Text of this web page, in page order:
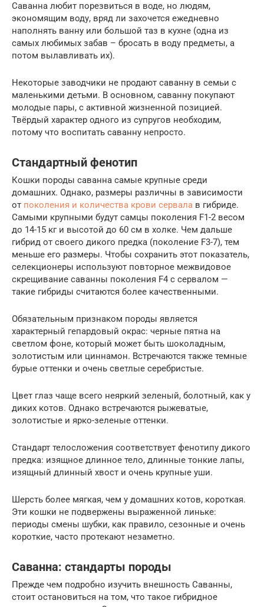
Саванна любит порезвиться в воде, но людям,
экономящим воду, вряд ли захочется ежедневно
наполнять ванну или большой таз в кухне (одна из
самых любимых забав – бросать в воду предметы, а
потом вылавливать их).
Некоторые заводчики не продают саванну в семьи с
маленькими детьми. В основном, саванну покупают
молодые пары, с активной жизненной позицией.
Твёрдый характер одного из супругов необходим,
потому что воспитать саванну непросто.
Стандартный фенотип
Кошки породы саванна самые крупные среди
домашних. Однако, размеры различны в зависимости
от поколения и количества крови сервала в гибриде.
Самыми крупными будут самцы поколения F1-2 весом
до 14-15 кг и высотой до 60 см в холке. Чем дальше
гибрид от своего дикого предка (поколение F3-7), тем
меньше его размеры. Чтобы сохранить этот показатель,
селекционеры используют повторное межвидовое
скрещивание саванны поколения F4 с сервалом —
такие гибриды считаются более качественными.
Обязательным признаком породы является
характерный гепардовый окрас: черные пятна на
светлом фоне, который может быть шоколадным,
золотистым или циннамон. Встречаются также темные
бурые оттенки и очень светлые серебристые.
Цвет глаз чаще всего неяркий зеленый, болотный, как у
диких котов. Однако встречаются рыжеватые,
золотистые и ярко-зеленые оттенки.
Стандарт телосложения соответствует фенотипу дикого
предка: изящное длинное тело, длинные тонкие лапы,
изящный длинный хвост и очень крупные уши.
Шерсть более мягкая, чем у домашних котов, короткая.
Эти кошки не подвержены выраженной линьке:
периоды смены шубки, как правило, сезонные и очень
короткие, часто протекают незаметно.
Саванна: стандарты породы
Прежде чем подробно изучить внешность Саванны,
стоит остановиться на том, что такое гибридное